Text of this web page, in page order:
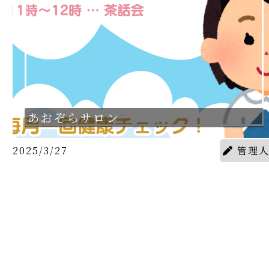
あおぞらサロン
2025/3/27 管理人